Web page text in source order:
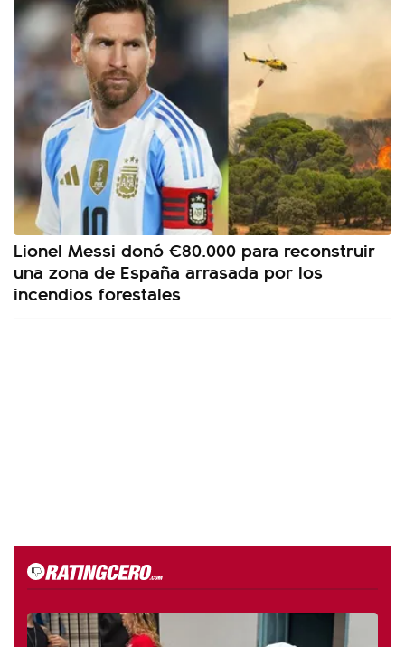
Lionel Messi donó €80.000 para reconstruir
una zona de España arrasada por los
incendios forestales